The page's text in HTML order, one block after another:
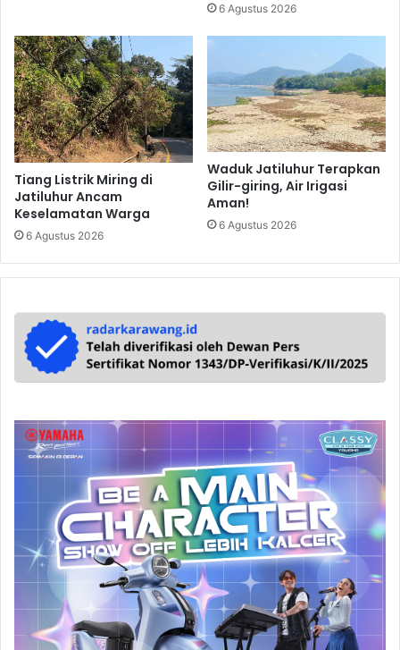
6 Agustus 2026
Tiang Listrik Miring di
Jatiluhur Ancam
Keselamatan Warga
6 Agustus 2026
Waduk Jatiluhur Terapkan
Gilir-giring, Air Irigasi
Aman!
6 Agustus 2026